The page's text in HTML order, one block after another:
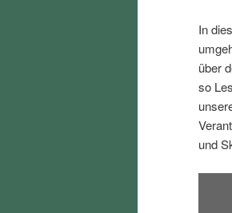
p
r
i
n
t
s
p
r
In
über
so
und